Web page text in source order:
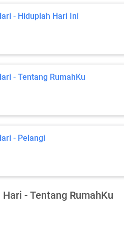
- Hiduplah Hari Ini
- Tentang RumahKu
- Pelangi
- Tentang RumahKu